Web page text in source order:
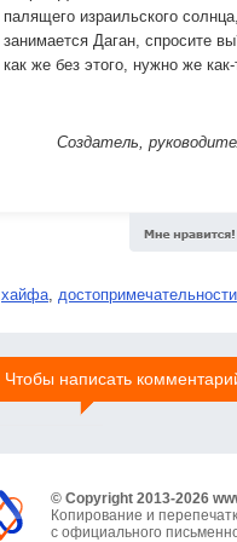
палящего израильского
занимается Даган, спросите
как же без этого, нужно же
Создатель,
хайфа, достопримечательности
Чтобы написать
© Copyright 2013-2026
Копирование и
с официального